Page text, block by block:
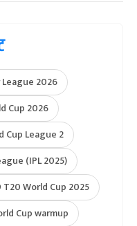
2026
Cup 2026
Cup League 2
(IPL 2025)
T20 World Cup 2025
Cup warmup